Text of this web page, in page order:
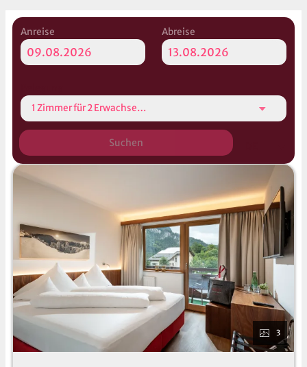
Anreise Abreise
1 Zimmerfür2 Erwachsene
Suchen
3